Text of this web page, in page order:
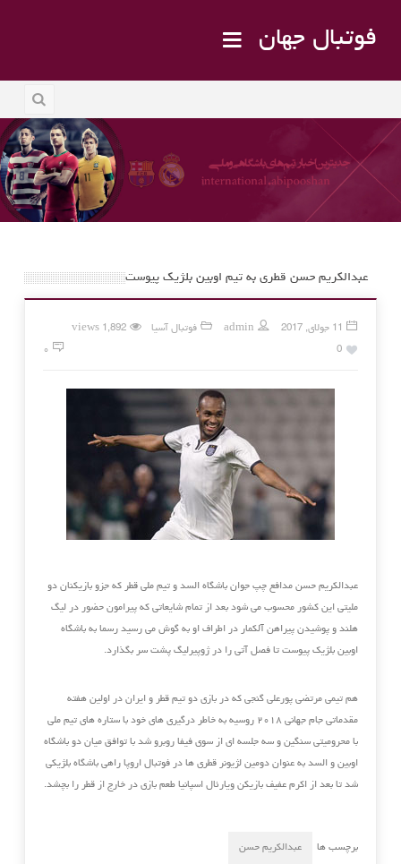
فوتبال جهان
عبدالکریم حسن قطری به تیم اوبین بلژیک پیوست
11 جولای, 2017 admin فوتبال آسیا
1,892 views
0
۰
عبدالکریم حسن مدافع چپ جوان باشگاه السد و تیم ملی قطر که جزو بازیکنان دو
ملیتی این کشور محسوب می شود بعد از تمام شایعاتی که پیرامون حضور در لیگ
هلند و پوشیدن پیراهن آلکمار در اطراف او به گوش می رسید رسما به باشگاه
اوبین بلژیک پیوست تا فصل آتی را در ژوپیرلیگ پشت سر بگذارد.
هم تیمی مرتضی پورعلی گنجی که در بازی دو تیم قطر و ایران در اولین هفته
مقدماتی جام جهانی ۲۰۱۸ روسیه به خاطر درگیری های خود با ستاره های تیم ملی
با محرومیتی سنگین و سه جلسه ای از سوی فیفا روبرو شد با توافق میان دو باشگاه
اوبین و السد به عنوان دومین لژیونر قطری ها در فوتبال اروپا راهی باشگاه بلژیکی
شد تا بعد از اکرم عفیف بازیکن ویارئال اسپانیا طعم بازی در خارج از قطر را بچشد.
برچسب ها عبدالکریم حسن